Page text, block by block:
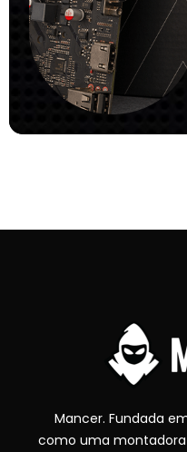
Mancer. Fundada
como uma